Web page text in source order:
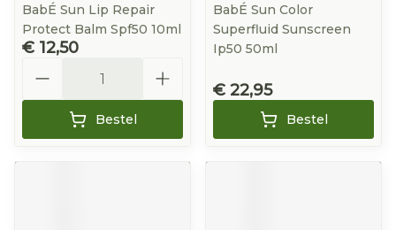
BabÉ Sun Lip Repair
Protect Balm Spf50 10ml
€ 12,50
Bestel
BabÉ Sun Color
Superfluid Sunscreen
Ip50 50ml
€ 22,95
Bestel